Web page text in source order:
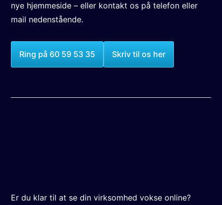
nye hjemmeside – eller kontakt os på telefon eller
mail nedenstående.
Ring på 60 59 53 35 Skriv til os her
Er du klar til at se din virksomhed vokse online?